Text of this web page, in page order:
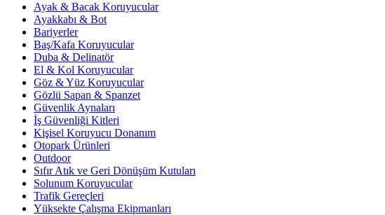
Ayak & Bacak Koruyucular
Ayakkabı & Bot
Bariyerler
Baş/Kafa Koruyucular
Duba & Delinatör
El & Kol Koruyucular
Göz & Yüz Koruyucular
Gözlü Sapan & Spanzet
Güvenlik Aynaları
İş Güvenliği Kitleri
Kişisel Koruyucu Donanım
Otopark Ürünleri
Outdoor
Sıfır Atık ve Geri Dönüşüm Kutuları
Solunum Koruyucular
Trafik Gereçleri
Yüksekte Çalışma Ekipmanları